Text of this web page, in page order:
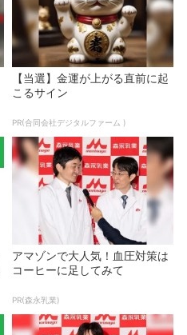
【当選】金運が上がる直前に起
こるサイン
PR(合同会社デジタルファーム )
アマゾンで大人気！血圧対策は
コーヒーに足してみて
PR(森永乳業)